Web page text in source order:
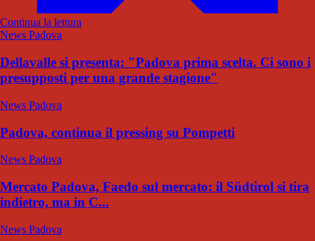
Continua la lettura
News Padova
Dellavalle si presenta: "Padova prima scelta. Ci sono i
presupposti per una grande stagione"
News Padova
Padova, continua il pressing su Pompetti
News Padova
Mercato Padova, Faedo sul mercato: il Südtirol si tira
indietro, ma in C...
News Padova